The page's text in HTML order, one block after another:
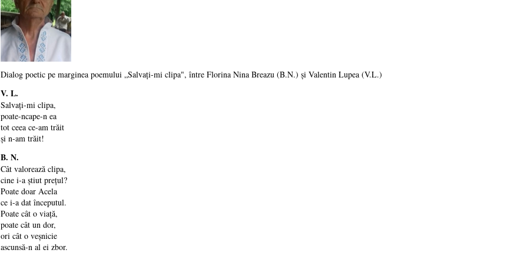
Dialog poetic pe marginea poemului „Salvați-mi clipa", între Florina Nina Breazu (B.N.) și Valentin Lupea (V.L.)
V. L.
Salvați-mi clipa,
poate-ncape-n ea
tot ceea ce-am trăit
și n-am trăit!
B. N.
Cât valorează clipa,
cine i-a știut prețul?
Poate doar Acela
ce i-a dat începutul.
Poate cât o viață,
poate cât un dor,
ori cât o veșnicie
ascunsă-n al ei zbor.